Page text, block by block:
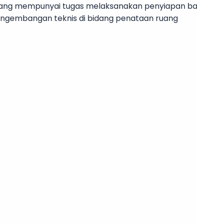
mempunyai tugas melaksanakan penyiapan
teknis di bidang penataan ruang